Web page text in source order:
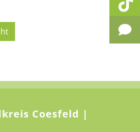
Coesfeld |